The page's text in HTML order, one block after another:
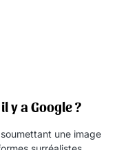
y a Google ?
une image